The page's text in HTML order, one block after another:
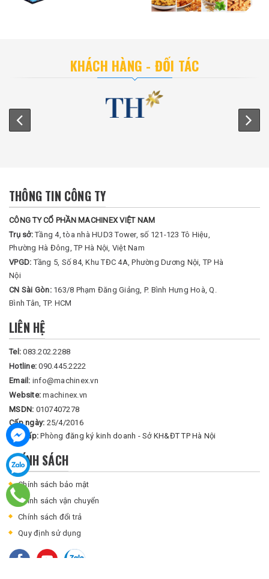
KHÁCH HÀNG - ĐỐI TÁC
THÔNG TIN CÔNG TY
CÔNG TY CỔ PHẦN MACHINEX VIỆT NAM
Trụ sở:Tầng 4, tòa nhà HUD3 Tower, số 121-123 Tô Hiệu,
Phường Hà Đông, TP Hà Nội, Việt Nam
VPGD:Tầng 5, Số 84, Khu TĐC 4A, Phường Dương Nội, TP Hà
Nội
CN Sài Gòn: 163/8 Phạm Đăng Giảng, P. Bình Hưng Hoà, Q.
Bình Tân, TP. HCM
LIÊN HỆ
Tel:083.202.2288
Hotline:090.445.2222
Email: info@machinex.vn
Website:machinex.vn
MSDN: 0107407278
Cấp ngày: 25/4/2016
Nơi cấp:Phòng đăng ký kinh doanh - Sở KH&ĐT TP Hà Nội
CHÍNH SÁCH
Chính sách bảo mật
Chính sách vận chuyển
Chính sách đổi trả
Quy định sử dụng